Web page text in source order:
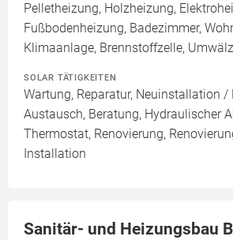
Pelletheizung, Holzheizung,
Fußbodenheizung, Badezimmer,
Klimaanlage, Brennstoffzelle,
SOLAR TÄTIGKEITEN
Wartung, Reparatur, Neuinstallation /
Austausch, Beratung, Hydraulischer
Thermostat, Renovierung,
Installation
Sanitär- und Heizungsbau